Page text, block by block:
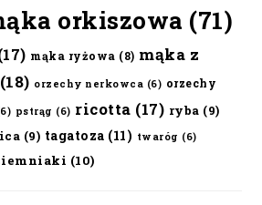
orkiszowa (71)
mąka ryżowa (8) mąka z
(18) orzechy nerkowca (6) orzechy
pstrąg (6) ricotta (17) ryba (9)
(9) tagatoza (11) twaróg (6)
(10)